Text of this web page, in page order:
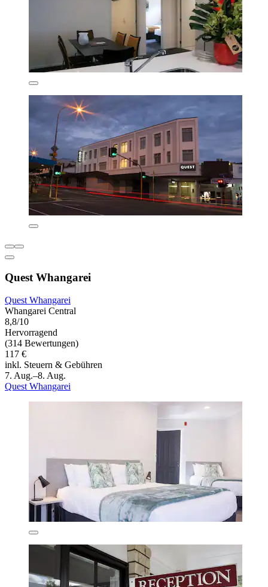
Quest Whangarei
Quest Whangarei
Whangarei Central
8,8/10
Hervorragend
(314 Bewertungen)
117 €
inkl. Steuern & Gebühren
7. Aug.–8. Aug.
Quest Whangarei